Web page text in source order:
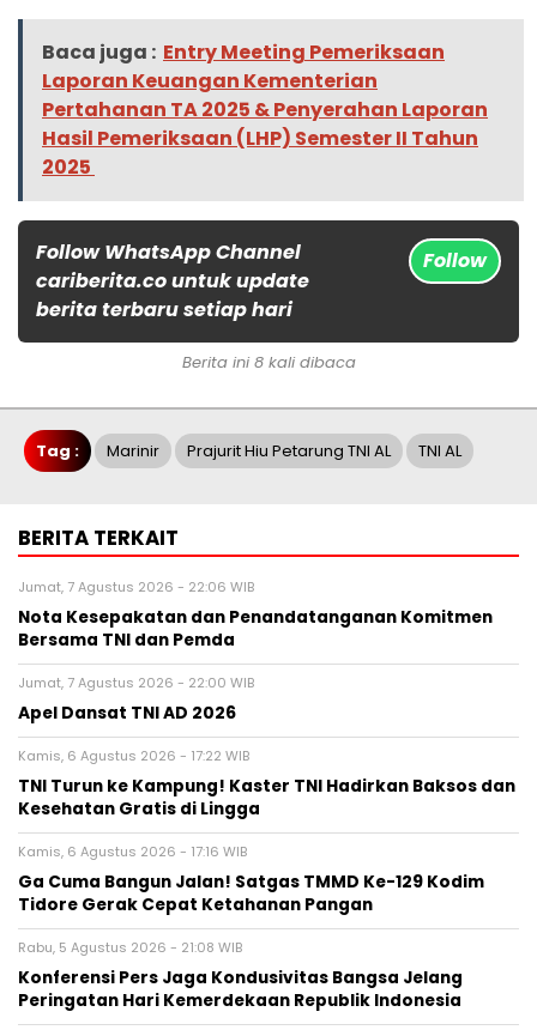
Baca juga : Entry Meeting Pemeriksaan
Laporan Keuangan Kementerian
Pertahanan TA 2025 & Penyerahan Laporan
Hasil Pemeriksaan (LHP) Semester II Tahun
2025
Follow WhatsApp Channel
cariberita.co untuk update
berita terbaru setiap hari
Follow
Berita ini 8 kali dibaca
Tag : Marinir Prajurit Hiu Petarung TNI AL TNI AL
BERITA TERKAIT
Jumat, 7 Agustus 2026 - 22:06 WIB
Nota Kesepakatan dan Penandatanganan Komitmen
Bersama TNI dan Pemda
Jumat, 7 Agustus 2026 - 22:00 WIB
Apel Dansat TNI AD 2026
Kamis, 6 Agustus 2026 - 17:22 WIB
TNI Turun ke Kampung! Kaster TNI Hadirkan Baksos dan
Kesehatan Gratis di Lingga
Kamis, 6 Agustus 2026 - 17:16 WIB
Ga Cuma Bangun Jalan! Satgas TMMD Ke-129 Kodim
Tidore Gerak Cepat Ketahanan Pangan
Rabu, 5 Agustus 2026 - 21:08 WIB
Konferensi Pers Jaga Kondusivitas Bangsa Jelang
Peringatan Hari Kemerdekaan Republik Indonesia